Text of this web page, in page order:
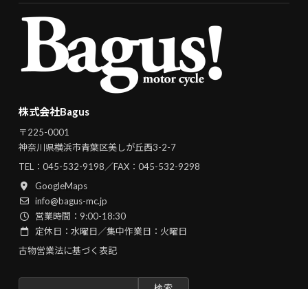
株式会社Bagus
〒225-0001
神奈川県横浜市青葉区美しが丘西3-2-7
TEL： 045-532-9198／FAX：045-532-9298
GoogleMaps
info@bagus-mc.jp
営業時間：9:00-18:30
定休日：水曜日／集中作業日：火曜日
古物営業法に基づく表記
検